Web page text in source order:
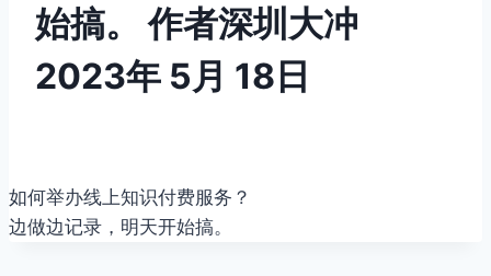
始搞。作者深圳大冲
2023年 5月 18日
如何举办线上知识付费服务？
边做边记录，明天开始搞。